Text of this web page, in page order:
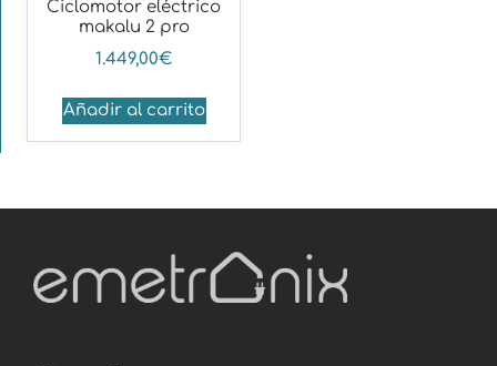
Ciclomotor eléctrico
makalu 2 pro
1.449,00€
Añadir al carrito